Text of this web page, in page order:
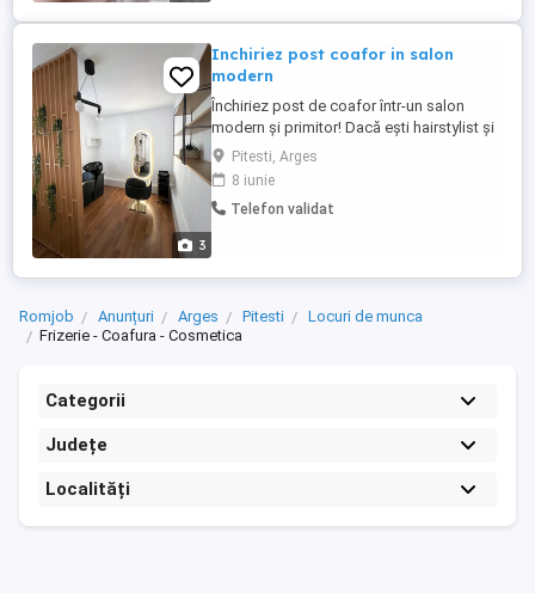
3
Inchiriez post coafor in salon
modern
Închiriez post de coafor într-un salon
modern și primitor! Dacă ești hairstylist și
îți dorești să lucrezi într-un mediu elegant,
cu atmosferă plăcută și condiții
avantajoase, avem locul potrivit pentru
tine! Spațiu amenajat și pregătit pentru
Pitesti, Arges
8 iunie
Telefon validat
Romjob Anunțuri Arges Pitesti
Locuri de munca
Frizerie - Coafura - Cosmetica
Categorii
Județe
Localități